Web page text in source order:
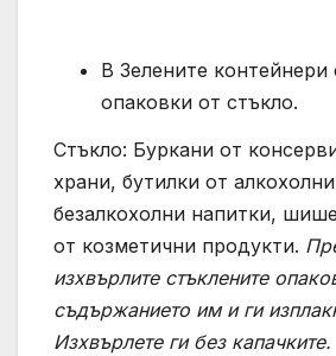
В Зелените контейнери
опаковки от стъкло.
Стъкло: Буркани от
храни, бутилки от
безалкохолни напитки,
от козметични продукти.
изхвърлите стъклените
съдържанието им и ги
Изхвърлете ги без капачките.